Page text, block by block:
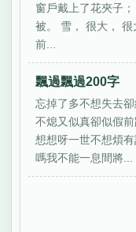
窗戶戴上了花夾子
被。 雪， 很大，
前...
飄過飄過200字
忘掉了多不想失去
不熄又似真卻似假
想想呀一世不想煩
嗎我不能一息間將...